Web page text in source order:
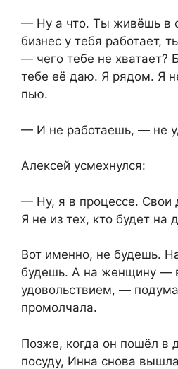
— Ну а что. Ты живёшь в
бизнес у тебя работает,
— чего тебе не хватает?
тебе её даю. Я рядом. Я
пью.
— И не работаешь, — не
Алексей усмехнулся:
— Ну, я в процессе. Свои
Я не из тех, кто будет на
Вот именно, не будешь.
будешь. А на женщину —
удовольствием, —
промолчала.
Позже, когда он пошёл в
посуду, Инна снова